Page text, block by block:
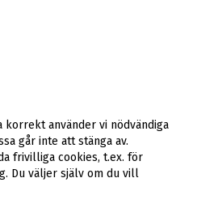
korrekt använder vi nödvändiga
går inte att stänga av.
frivilliga cookies, t.ex. för
Du väljer själv om du vill